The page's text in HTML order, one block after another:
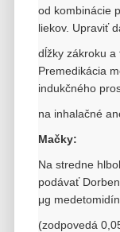
od kombinácie
liekov. Upraviť
dĺžky zákroku a
Premedikácia
indukčného
na inhalačné
Mačky:
Na stredne
podávať
μg
(zodpovedá